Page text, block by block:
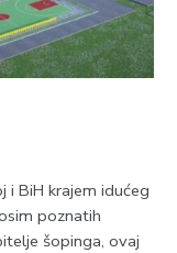
i BiH krajem idućeg
poznatih
šopinga, ovaj